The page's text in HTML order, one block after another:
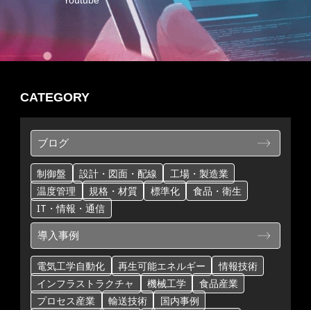
CATEGORY
ブログ
制御盤 設計・図面・配線
工場・製造業
温度管理
規格・材質 標準化
食品・衛生
IT・情報・通信
導入事例
電気工学自動化 再生可能エネルギー
情報技術
インフラストラクチャ
機械工学
食品産業
プロセス産業
輸送技術
国内事例